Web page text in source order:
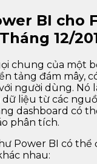
BI cho
12/
chung của một
tảng đám mây,
người dùng. Nó
liệu từ các
dashboard có
phân tích.
Power BI có thể
nhau: